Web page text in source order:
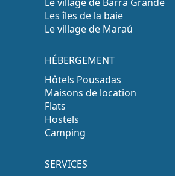
Les îles de la baie
Le village de Maraú
HÉBERGEMENT
Hôtels Pousadas
Maisons de location
Flats
Hostels
Camping
SERVICES